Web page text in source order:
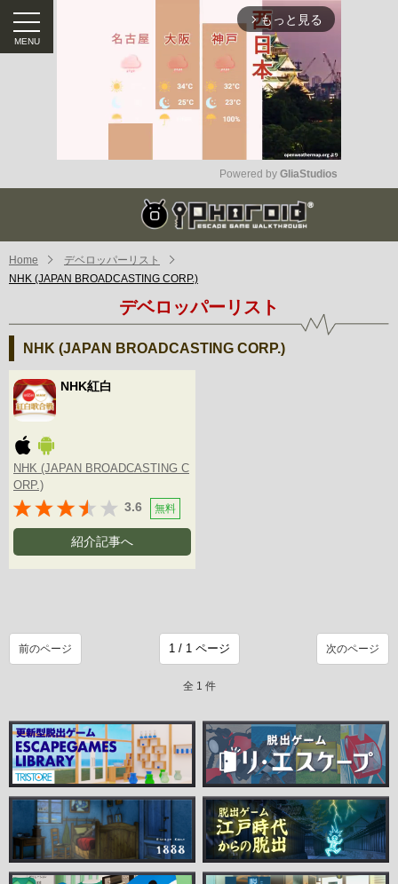
arrow_forward_ios もっと見る
Mute
Powered by GliaStudios
Home
デベロッパーリスト
NHK (JAPAN BROADCASTING CORP.)
デベロッパーリスト
NHK (JAPAN BROADCASTING CORP.)
NHK紅白
NHK (JAPAN BROADCASTING C
ORP.)
3.6 無料
紹介記事へ
前のページ 次のページ
全 1 件